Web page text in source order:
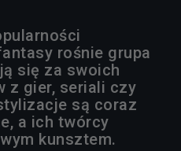
rośnie grupa
się za swoich
z gier, seriali czy
są coraz
a ich twórcy
kunsztem.